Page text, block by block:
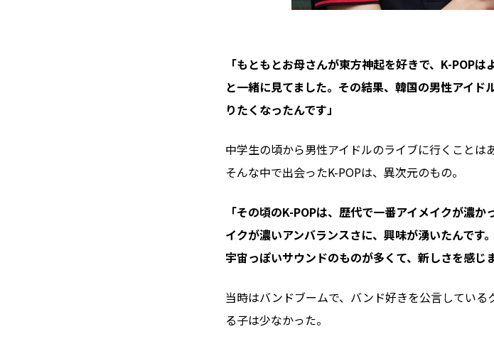
「もともとお母さんが東方神起を好きで、K-POP
と一緒に見てました。その結果、韓国の男性アイド
りたくなったんです」
中学生の頃から男性アイドルのライブに行くことは
そんな中で出会ったK-POPは、異次元のもの。
「その頃のK-POPは、歴代で一番アイメイクが濃
イクが濃いアンバランスさに、興味が湧いたんです
宇宙っぽいサウンドのものが多くて、新しさを感じ
当時はバンドブームで、バンド好きを公言してい
る子は少なかった。